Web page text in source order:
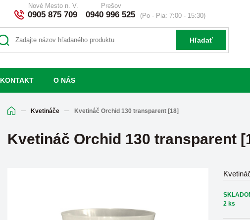
Nové Mesto n. V.
0905 875 709
Prešov
0940 996 525 (Po - Pia: 7:00 - 15:30)
Hľadať
KONTAKT O NÁS
Kvetináče Kvetináč Orchid 130 transparent [18]
Kvetináč Orchid 130 transparent
2 ks